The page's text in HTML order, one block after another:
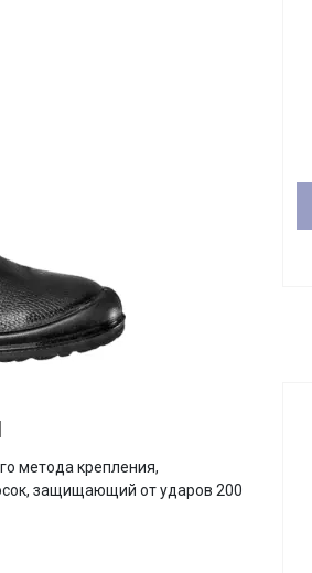
метода крепления,
защищающий от ударов 200